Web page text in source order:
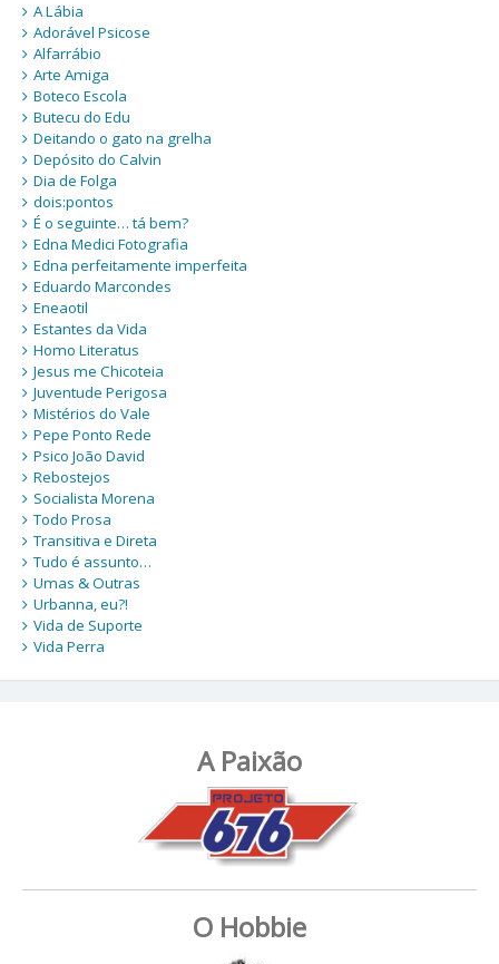
A Lábia
Adorável Psicose
Alfarrábio
Arte Amiga
Boteco Escola
Butecu do Edu
Deitando o gato na grelha
Depósito do Calvin
Dia de Folga
dois:pontos
É o seguinte… tá bem?
Edna Medici Fotografia
Edna perfeitamente imperfeita
Eduardo Marcondes
Eneaotil
Estantes da Vida
Homo Literatus
Jesus me Chicoteia
Juventude Perigosa
Mistérios do Vale
Pepe Ponto Rede
Psico João David
Rebostejos
Socialista Morena
Todo Prosa
Transitiva e Direta
Tudo é assunto…
Umas & Outras
Urbanna, eu?!
Vida de Suporte
Vida Perra
A Paixão
O Hobbie